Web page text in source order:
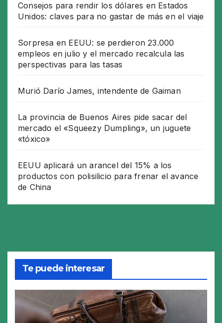
Consejos para rendir los dólares en Estados
Unidos: claves para no gastar de más en el viaje
Sorpresa en EEUU: se perdieron 23.000
empleos en julio y el mercado recalcula las
perspectivas para las tasas
Murió Darío James, intendente de Gaiman
La provincia de Buenos Aires pide sacar del
mercado el «Squeezy Dumpling», un juguete
«tóxico»
EEUU aplicará un arancel del 15% a los
productos con polisilicio para frenar el avance
de China
Te puede interesar